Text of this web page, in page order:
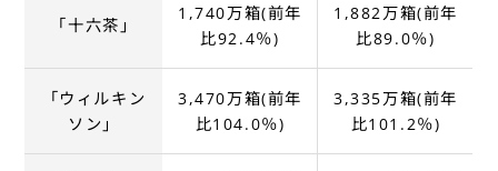
「十六茶」
1,740万箱(前年
比92.4％)
1,882万箱(前年
比89.0％)
「ウィルキン
ソン」
3,470万箱(前年
比104.0％)
3,335万箱(前年
比101.2％)